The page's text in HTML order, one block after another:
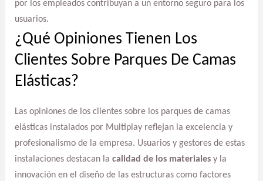
por los empleados contribuyan a un entorno seguro para los
usuarios.
¿Qué Opiniones Tienen Los
Clientes Sobre Parques De Camas
Elásticas?
Las opiniones de los clientes sobre los parques de camas
elásticas instalados por Multiplay reflejan la excelencia y
profesionalismo de la empresa. Usuarios y gestores de estas
instalaciones destacan la calidad de los materialesy la
innovación en el diseño de las estructuras como factores